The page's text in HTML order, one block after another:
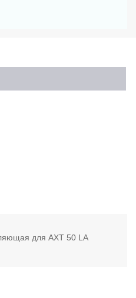
для AXT 50 LA